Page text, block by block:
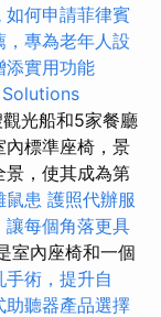
如何申請菲律賓
專為老年人設
添實用功能
光船和5家餐廳
內標準座椅，景
，使其成為第
鼠患 護照代辦服
讓每個角落更具
室內座椅和一個
手術，提升自
助聽器產品選擇